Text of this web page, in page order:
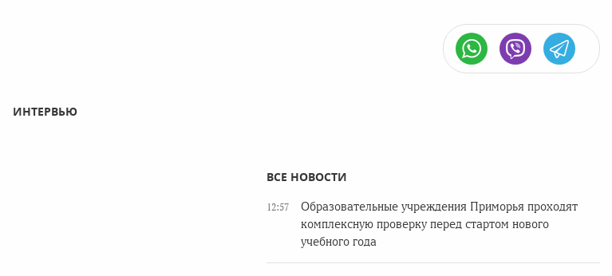
ИНТЕРВЬЮ
ВСЕ НОВОСТИ
12:57
Образовательные учреждения Приморья проходят
комплексную проверку перед стартом нового
учебного года